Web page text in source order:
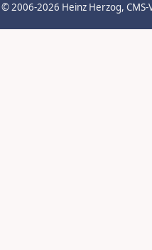
© 2006-2026 Heinz Herzog,